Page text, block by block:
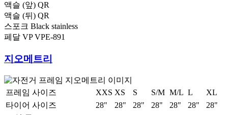
액슬 (앞) QR
액슬 (뒤) QR
스포크 Black stainless
페달 VP VPE-891
지오메트리
프레임 사이즈 XXS XS S S/M M/L L
XL
타이어 사이즈
28" 28" 28" 28" 28" 28"
28"